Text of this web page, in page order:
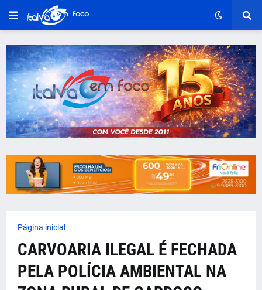
Página inicial
CARVOARIA ILEGAL É FECHADA
PELA POLÍCIA AMBIENTAL NA